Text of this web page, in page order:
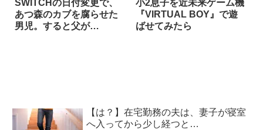
SWITCHの日付変更で、
あつ森のカブを腐らせた
男児。すると父が…
小2息子を近未来ゲーム機
『VIRTUAL BOY』で遊
ばせてみたら
【は？】在宅勤務の夫は、妻子が寝室
へ入ってから少し経つと…